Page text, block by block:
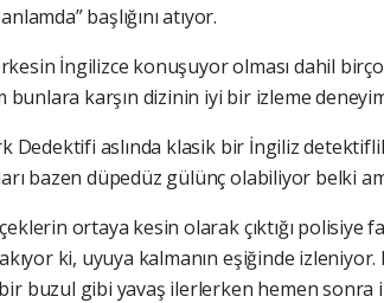
başlığını atıyor.
İngilizce konuşuyor olması dahil
karşın dizinin iyi bir izleme
Dedektifi aslında klasik bir İngiliz
bazen düpedüz gülünç olabiliyor belki
ortaya kesin olarak çıktığı polisiye
ki, uyuya kalmanın eşiğinde
buzul gibi yavaş ilerlerken hemen sonra